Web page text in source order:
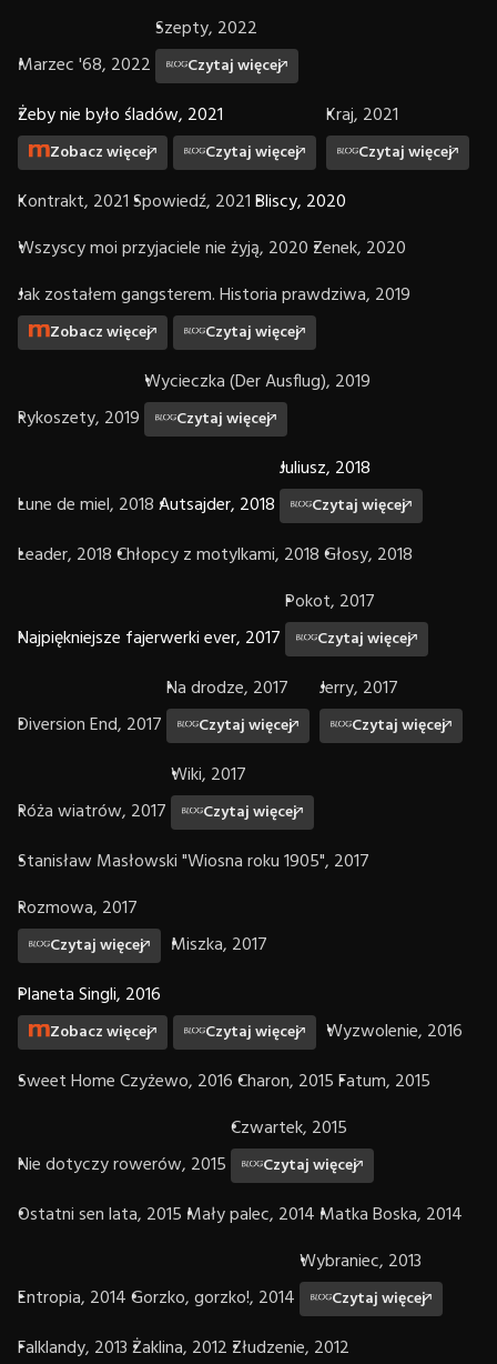
Marzec '68, 2022
Szepty, 2022
Czytaj więcej
Żeby nie było śladów, 2021
Zobacz więcej Czytaj więcej
Kraj, 2021
Czytaj więcej
Kontrakt, 2021Spowiedź, 2021Bliscy, 2020
Wszyscy moi przyjaciele nie żyją, 2020 Zenek, 2020
Jak zostałem gangsterem. Historia prawdziwa, 2019
Zobacz więcej Czytaj więcej
Rykoszety, 2019
Wycieczka (Der Ausflug), 2019
Czytaj więcej
Lune de miel, 2018Autsajder, 2018
Juliusz, 2018
Czytaj więcej
Leader, 2018Chłopcy z motylkami, 2018Głosy, 2018
Najpiękniejsze fajerwerki ever, 2017
Pokot, 2017
Czytaj więcej
Diversion End, 2017
Na drodze, 2017
Czytaj więcej
Jerry, 2017
Czytaj więcej
Róża wiatrów, 2017
Wiki, 2017
Czytaj więcej
Stanisław Masłowski "Wiosna roku 1905", 2017
Rozmowa, 2017
Czytaj więcej
Miszka, 2017
Planeta Singli, 2016
Zobacz więcej Czytaj więcej
Wyzwolenie, 2016
Sweet Home Czyżewo, 2016Charon, 2015Fatum, 2015
Nie dotyczy rowerów, 2015
Czwartek, 2015
Czytaj więcej
Ostatni sen lata, 2015 Mały palec, 2014 Matka Boska, 2014
Entropia, 2014Gorzko, gorzko!, 2014
Wybraniec, 2013
Czytaj więcej
Falklandy, 2013Żaklina, 2012 Złudzenie, 2012